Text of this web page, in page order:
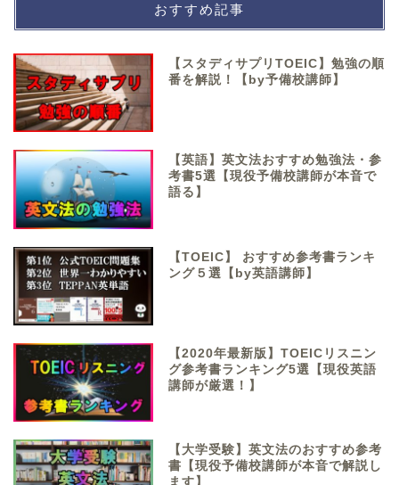
おすすめ記事
【スタディサプリTOEIC】勉強の順
番を解説！【by予備校講師】
【英語】英文法おすすめ勉強法・参
考書5選【現役予備校講師が本音で
語る】
【TOEIC】 おすすめ参考書ランキ
ング５選【by英語講師】
【2020年最新版】TOEICリスニン
グ参考書ランキング5選【現役英語
講師が厳選！】
【大学受験】英文法のおすすめ参考
書【現役予備校講師が本音で解説し
ます】